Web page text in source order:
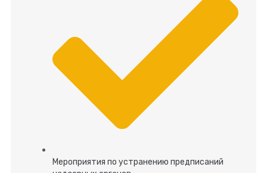
Мероприятия по устранению предписаний